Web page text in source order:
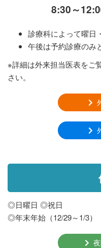
8:30～
診療科によって曜日
午後は予約診療のみ
※詳細は外来担当医表をご
さい。
◎日曜日 ◎祝日
◎年末年始（12/29～1/3）